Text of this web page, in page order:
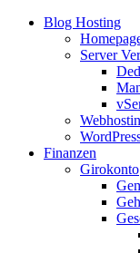
Blog Hosting
Server
Finanzen
Girokonto